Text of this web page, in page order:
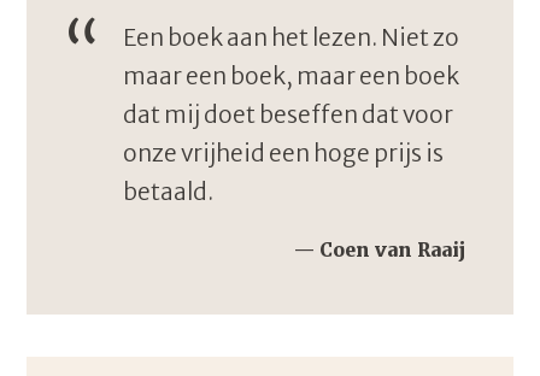
Een boek aan het lezen. Niet zo
maar een boek, maar een boek
dat mij doet beseffen dat voor
onze vrijheid een hoge prijs is
betaald.
Coen van Raaij